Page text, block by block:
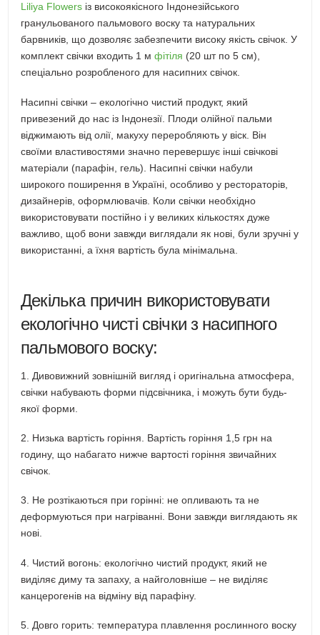
Liliya Flowers із високоякісного Індонезійського
гранульованого пальмового воску та натуральних
барвників, що дозволяє забезпечити високу якість свічок. У
комплект свічки входить 1 мфітіля (20 шт по 5 см),
спеціально розробленого для насипних свічок.
Насипні свічки – екологічно чистий продукт, який
привезений до нас із Індонезії. Плоди олійної пальми
віджимають від олії, макуху переробляють у віск. Він
своїми властивостями значно перевершує інші свічкові
матеріали (парафін, гель). Насипні свічки набули
широкого поширення в Україні, особливо у рестораторів,
дизайнерів, оформлювачів. Коли свічки необхідно
використовувати постійно і у великих кількостях дуже
важливо, щоб вони завжди виглядали як нові, були зручні у
використанні, а їхня вартість була мінімальна.
Декілька причин використовувати
екологічно чисті свічки з насипного
пальмового воску:
1. Дивовижний зовнішній вигляд і оригінальна атмосфера,
свічки набувають форми підсвічника, і можуть бути будь-
якої форми.
2. Низька вартість горіння. Вартість горіння 1,5 грн на
годину, що набагато нижче вартості горіння звичайних
свічок.
3. Не розтікаються при горінні: не опливають та не
деформуються при нагріванні. Вони завжди виглядають як
нові.
4. Чистий вогонь: екологічно чистий продукт, який не
виділяє диму та запаху, а найголовніше – не виділяє
канцерогенів на відміну від парафіну.
5. Довго горить: температура плавлення рослинного воску